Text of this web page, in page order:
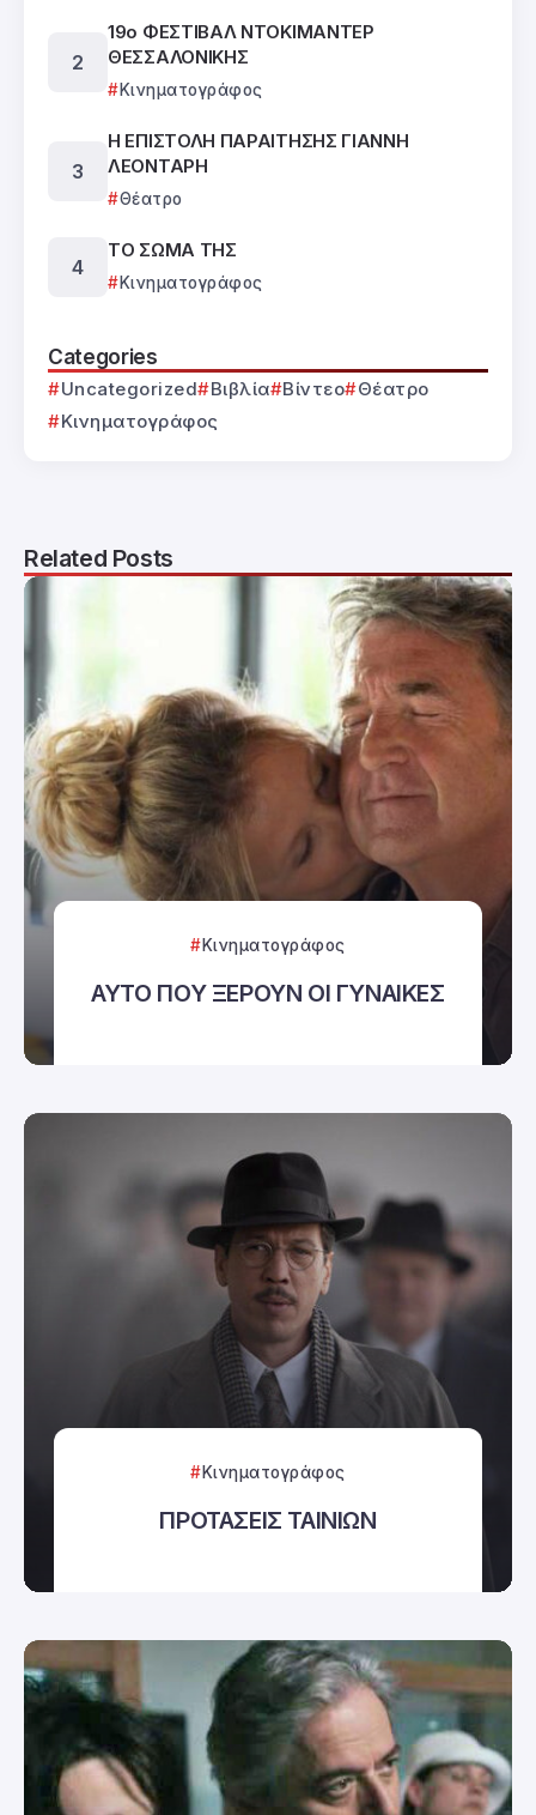
19ο ΦΕΣΤΙΒΑΛ ΝΤΟΚΙΜΑΝΤΕΡ
ΘΕΣΣΑΛΟΝΙΚΗΣ
Κινηματογράφος
Η ΕΠΙΣΤΟΛΗ ΠΑΡΑΙΤΗΣΗΣ ΓΙΑΝΝΗ
ΛΕΟΝΤΑΡΗ
Θέατρο
ΤΟ ΣΩΜΑ ΤΗΣ
Κινηματογράφος
Categories
Uncategorized Βιβλία Βίντεο
Θέατρο
Κινηματογράφος
Related Posts
Κινηματογράφος
ΑΥΤΟ ΠΟΥ ΞΕΡΟΥΝ ΟΙ ΓΥΝΑΙΚΕΣ
Κινηματογράφος
ΠΡΟΤΑΣΕΙΣ ΤΑΙΝΙΩΝ